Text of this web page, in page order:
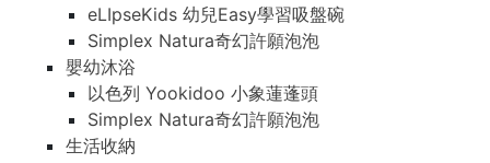
eLIpseKids 幼兒Easy學習吸盤碗
Simplex Natura奇幻許願泡泡
嬰幼沐浴
以色列 Yookidoo 小象蓮蓬頭
Simplex Natura奇幻許願泡泡
生活收納